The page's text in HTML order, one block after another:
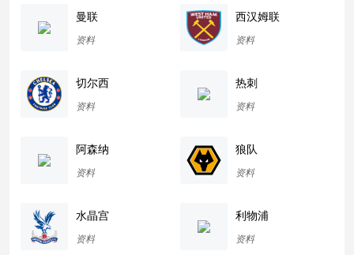
曼联
资料
西汉姆联
资料
切尔西
资料
热刺
资料
阿森纳
资料
狼队
资料
水晶宫
资料
利物浦
资料